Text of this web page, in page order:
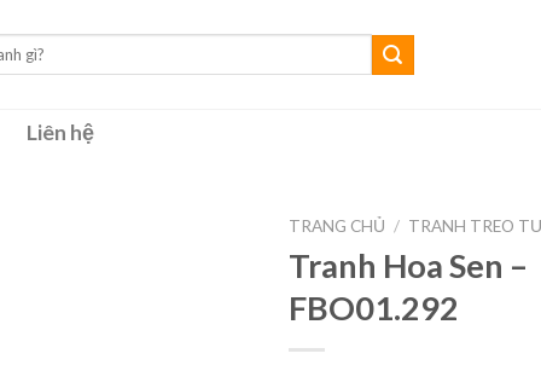
Liên hệ
TRANG CHỦ / TRANH TREO
Tranh Hoa Sen –
FBO01.292